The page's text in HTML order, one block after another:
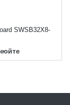
SWSB32X8-